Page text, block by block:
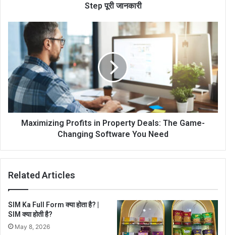
Step पूरी जानकारी
Maximizing Profits in Property Deals: The Game-
Changing Software You Need
Related Articles
SIM Ka Full Form क्या होता है? |
SIM क्या होती है?
May 8, 2026